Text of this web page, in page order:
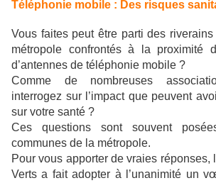
Téléphonie mobile : Des risques
Vous faites peut être parti des
métropole confrontés à la proximité
d’antennes de téléphonie mobile ?
Comme de nombreuses
interrogez sur l’impact que peuvent
sur votre santé ?
Ces questions sont souvent
communes de la métropole.
Pour vous apporter de vraies réponses,
Verts a fait adopter à l’unanimité un